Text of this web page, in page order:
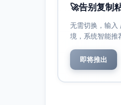
🚀告别复制
无需切换，输
境，系统智能推
即将推出